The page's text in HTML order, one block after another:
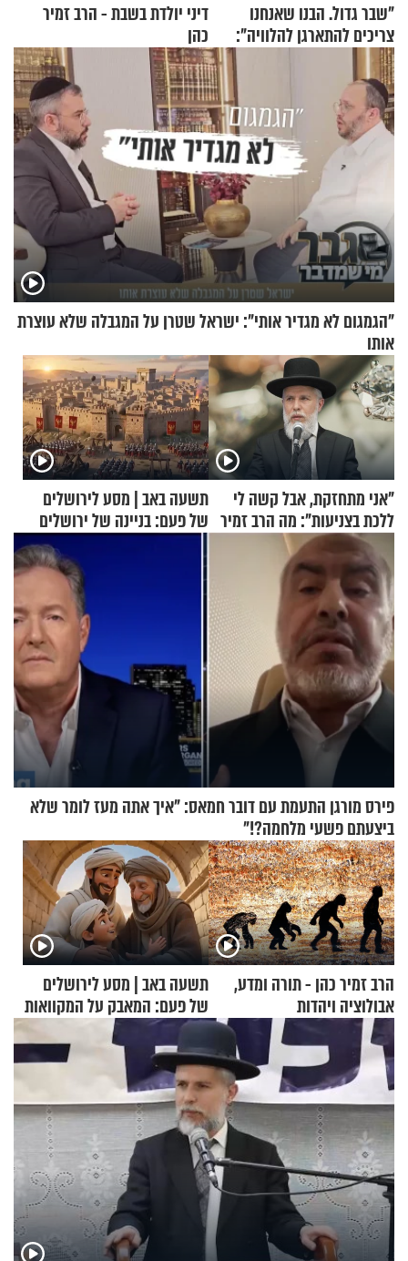
"שבר גדול. הבנו שאנחנו
צריכים להתארגן להלוויה":
זוגיות במבחן, הפעם עם מרים
וגד דנינו
דיני יולדת בשבת - הרב זמיר
כהן
"הגמגום לא מגדיר אותי": ישראל שטרן על המגבלה שלא עוצרת
אותו
"אני מתחזקת, אבל קשה לי
ללכת בצניעות": מה הרב זמיר
כהן המליץ לה לעשות?
תשעה באב | מסע לירושלים
של פעם: בניינה של ירושלים
פירס מורגן התעמת עם דובר חמאס: "איך אתה מעז לומר שלא
ביצעתם פשעי מלחמה?!"
הרב זמיר כהן - תורה ומדע,
אבולוציה ויהדות
תשעה באב | מסע לירושלים
של פעם: המאבק על המקוואות